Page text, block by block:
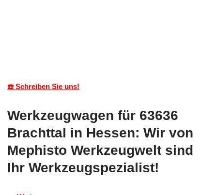
☎️ Schreiben Sie uns!
Werkzeugwagen für 63636
Brachttal in Hessen: Wir von
Mephisto Werkzeugwelt sind
Ihr Werkzeugspezialist!